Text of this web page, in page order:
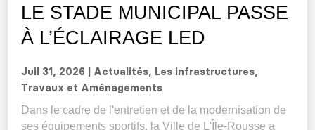
LE STADE MUNICIPAL PASSE
À L’ÉCLAIRAGE LED
Juil 31, 2026 Actualités, Les infrastructures,
Travaux et Aménagements
Dans le cadre de l'entretien et de la modernisation de
ses équipements sportifs, la Ville de L'Île-Rousse a